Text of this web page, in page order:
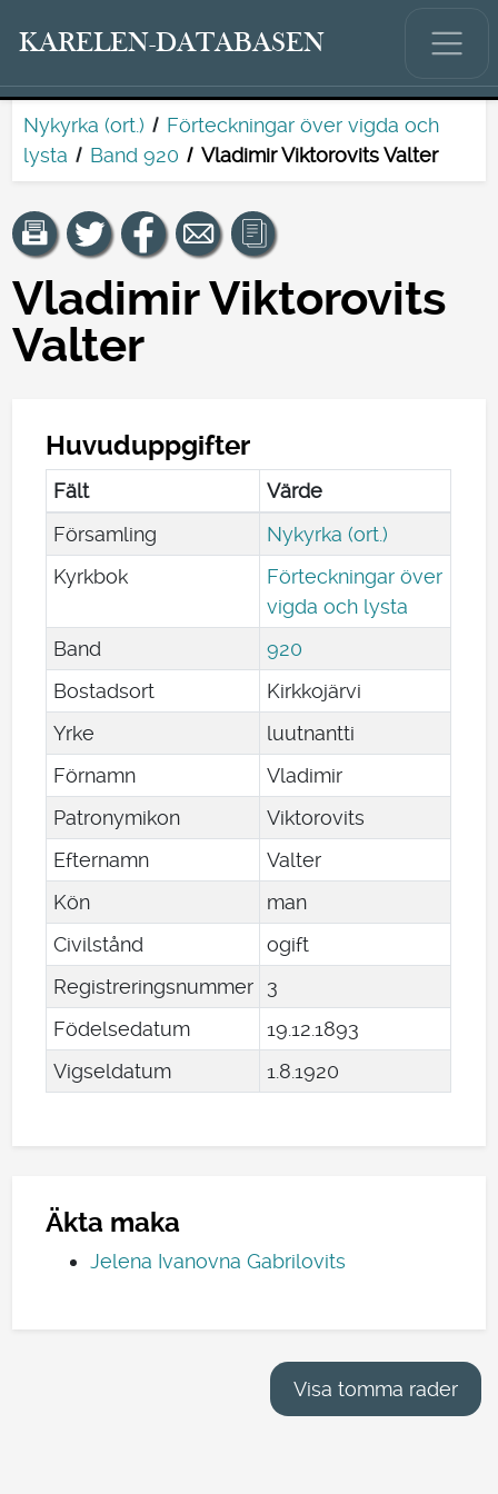
KARELEN-DATABASEN
Nykyrka (ort.)
Förteckningar över vigda och
lysta
Band 920 Vladimir Viktorovits Valter
Vladimir Viktorovits
Valter
Huvuduppgifter
Fält
Värde
Församling
Nykyrka (ort.)
Kyrkbok
Förteckningar över
vigda och lysta
Band
920
Bostadsort
Kirkkojärvi
Yrke
luutnantti
Förnamn
Vladimir
Patronymikon
Viktorovits
Efternamn
Valter
Kön
man
Civilstånd
ogift
Registreringsnummer
3
Födelsedatum
19121893
Vigseldatum
1 81920
Äkta maka
Jelena Ivanovna Gabrilovits
Visa tomma rader